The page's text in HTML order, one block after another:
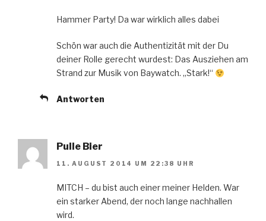
Hammer Party! Da war wirklich alles dabei
Schön war auch die Authentizität mit der Du
deiner Rolle gerecht wurdest: Das Ausziehen am
Strand zur Musik von Baywatch. „Stark!“
Antworten
Pulle Bier
11. AUGUST 2014 UM 22:38 UHR
MITCH – du bist auch einer meiner Helden. War
ein starker Abend, der noch lange nachhallen
wird.